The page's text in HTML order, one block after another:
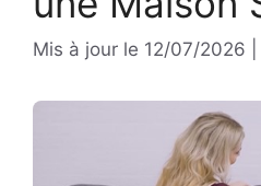
Mis à jour le 12/07/2026